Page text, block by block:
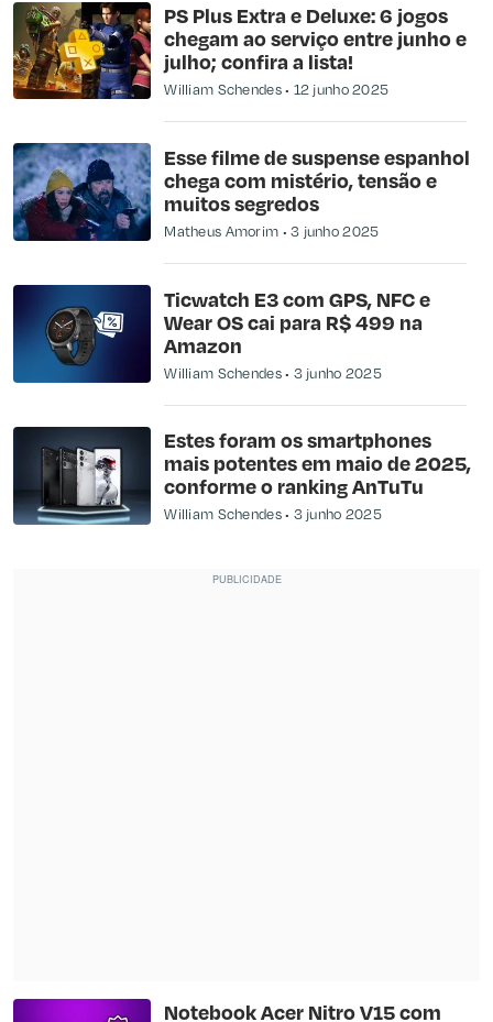
PS Plus Extra e Deluxe: 6 jogos
chegam ao serviço entre junho e
julho; confira a lista!
William Schendes 12 junho 2025
Esse filme de suspense espanhol
chega com mistério, tensão e
muitos segredos
Matheus Amorim 3 junho 2025
Ticwatch E3 com GPS, NFC e
Wear OS cai para R$ 499 na
Amazon
William Schendes 3 junho 2025
Estes foram os smartphones
mais potentes em maio de 2025,
conforme o ranking AnTuTu
William Schendes 3 junho 2025
Notebook Acer Nitro V15 com